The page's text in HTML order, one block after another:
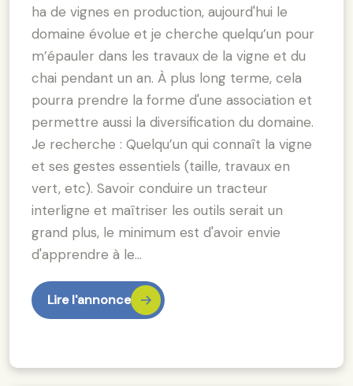
ha de vignes en production, aujourd'hui le
domaine évolue et je cherche quelqu’un pour
m’épauler dans les travaux de la vigne et du
chai pendant un an. À plus long terme, cela
pourra prendre la forme d'une association et
permettre aussi la diversification du domaine.
Je recherche : Quelqu’un qui connaît la vigne
et ses gestes essentiels (taille, travaux en
vert, etc). Savoir conduire un tracteur
interligne et maîtriser les outils serait un
grand plus, le minimum est d'avoir envie
d'apprendre à le…
Lire l'annonce